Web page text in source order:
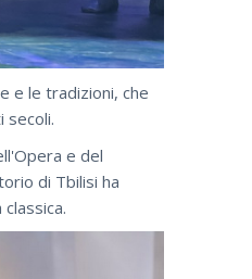
e le tradizioni, che
secoli.
e del
di Tbilisi ha